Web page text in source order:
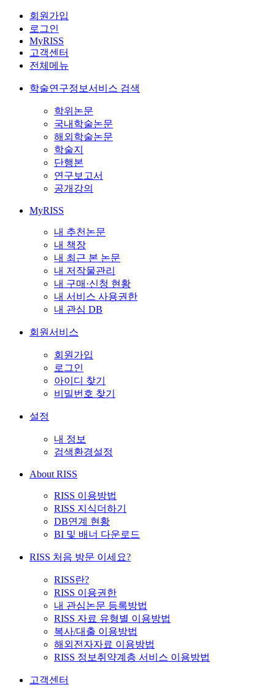
회원가입
로그인
MyRISS
고객센터
전체메뉴
학술연구정보서비스 검색
학위논문
국내학술논문
해외학술논문
학술지
단행본
연구보고서
공개강의
MyRISS
내 추천논문
내 책장
내 최근 본 논문
내 저작물관리
내 구매·신청 현황
내 서비스 사용권한
내 관심 DB
회원서비스
회원가입
로그인
아이디 찾기
비밀번호 찾기
설정
내 정보
검색환경설정
About RISS
RISS 이용방법
RISS 지식더하기
DB연계 현황
BI 및 배너 다운로드
RISS 처음 방문 이세요?
RISS란?
RISS 이용권한
내 관심논문 등록방법
RISS 자료 유형별 이용방법
복사/대출 이용방법
해외전자자료 이용방법
RISS 정보취약계층 서비스 이용방법
고객센터